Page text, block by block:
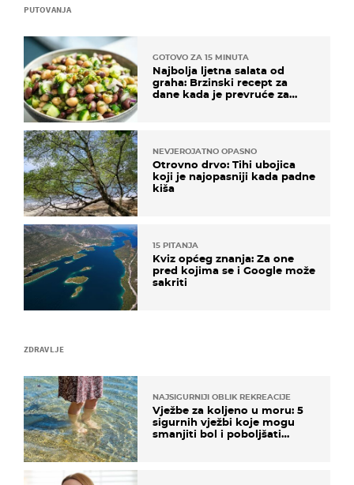
ZDRAVLJE
NAJSIGURNIJI OBLIK REKREACIJE
Vježbe za koljeno u moru: 5
sigurnih vježbi koje mogu
smanjiti bol i poboljšati
PUTOVANJA
GOTOVO ZA 15 MINUTA
Najbolja ljetna salata od
graha: Brzinski recept za
dane kada je prevruće za
NEVJEROJATNO OPASNO
Otrovno drvo: Tihi ubojica
koji je najopasniji kada padne
kiša
15 PITANJA
Kviz općeg znanja: Za one
pred kojima se i Google može
sakriti